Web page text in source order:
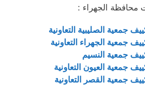
محافظة الجهراء :
جمعية الصليبية التعاونية
جمعية الجهراء التعاونية
جمعية النسيم
جمعية العيون التعاونية
جمعية القصر التعاونية